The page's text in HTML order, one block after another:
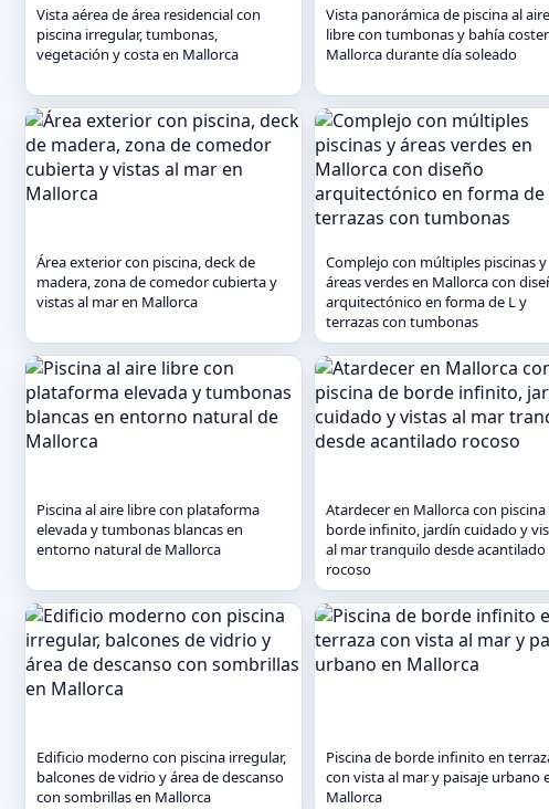
Vista aérea de área residencial con
piscina irregular, tumbonas,
vegetación y costa en Mallorca
Vista panorámica de piscina al aire
libre con tumbonas y bahía
Mallorca durante día soleado
Área exterior con piscina, deck de
madera, zona de comedor cubierta y
vistas al mar en Mallorca
Complejo con múltiples piscinas y
áreas verdes en Mallorca con
arquitectónico en forma de L y
terrazas con tumbonas
Piscina al aire libre con plataforma
elevada y tumbonas blancas en
entorno natural de Mallorca
Atardecer en Mallorca con piscina
borde infinito, jardín cuidado y
al mar tranquilo desde acantilado
rocoso
Edificio moderno con piscina irregular,
balcones de vidrio y área de descanso
con sombrillas en Mallorca
Piscina de borde infinito en
con vista al mar y paisaje urbano
Mallorca